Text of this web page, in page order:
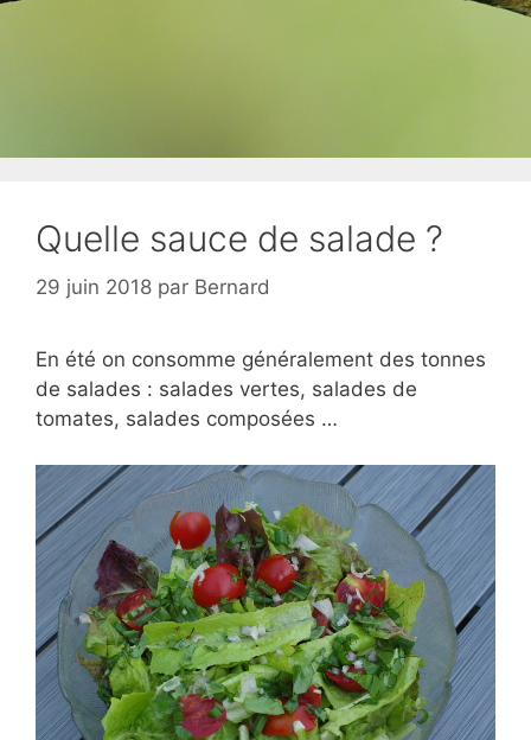
Quelle sauce de salade ?
29 juin 2018 par Bernard
En été on consomme généralement des tonnes
de salades : salades vertes, salades de
tomates, salades composées …